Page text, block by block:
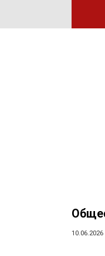
10.06.2026